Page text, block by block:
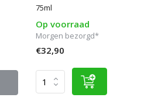
75ml
Op voorraad
Morgen bezorgd*
€32,90